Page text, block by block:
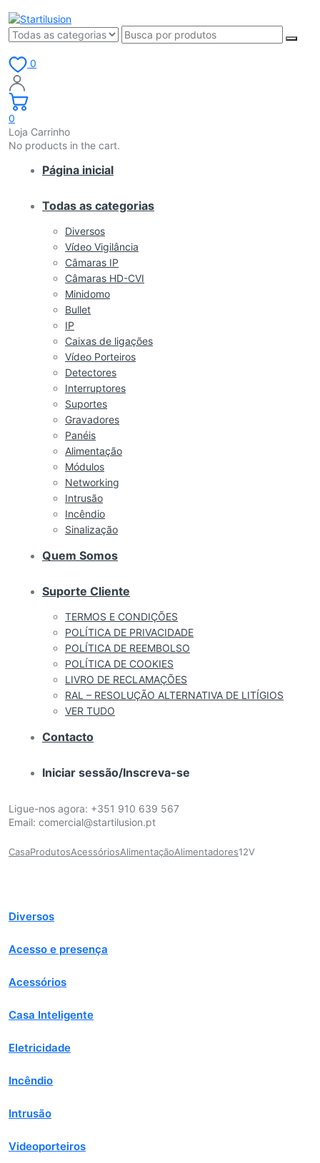
0
0
Loja Carrinho
No products in the cart.
Página inicial
Todas as categorias
Diversos
Vídeo Vigilância
Câmaras IP
Câmaras HD-CVI
Minidomo
Bullet
IP
Caixas de ligações
Vídeo Porteiros
Detectores
Interruptores
Suportes
Gravadores
Panéis
Alimentação
Módulos
Networking
Intrusão
Incêndio
Sinalização
Quem Somos
Suporte Cliente
TERMOS E CONDIÇÕES
POLÍTICA DE PRIVACIDADE
POLÍTICA DE REEMBOLSO
POLÍTICA DE COOKIES
LIVRO DE RECLAMAÇÕES
RAL – RESOLUÇÃO ALTERNATIVA DE LITÍGIOS
VER TUDO
Contacto
Iniciar sessão/Inscreva-se
Ligue-nos agora: +351 910 639 567
Email: comercial@startilusion.pt
CasaProdutosAcessóriosAlimentaçãoAlimentadores12V
Diversos
Acesso e presença
Acessórios
Casa Inteligente
Eletricidade
Incêndio
Intrusão
Videoporteiros